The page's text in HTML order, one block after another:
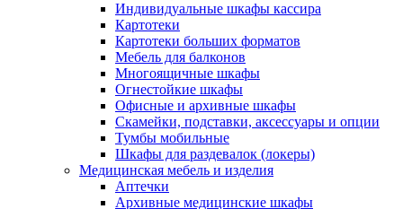
Индивидуальные шкафы кассира
Картотеки
Картотеки больших форматов
Мебель для балконов
Многоящичные шкафы
Огнестойкие шкафы
Офисные и архивные шкафы
Скамейки, подставки, аксессуары и опции
Тумбы мобильные
Шкафы для раздевалок (локеры)
Медицинская мебель и изделия
Аптечки
Архивные медицинские шкафы